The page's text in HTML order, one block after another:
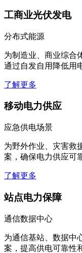
工商业光伏发电
分布式能源
为制造业、商业综合
通过自发自用降低用
了解更多
移动电力供应
应急供电场景
为野外作业、灾害救
案，确保电力供应可
了解更多
站点电力保障
通信数据中心
为通信基站、数据中
案，提高供电可靠性